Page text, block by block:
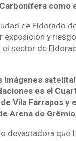
como
de Eldorado
exposición y
sector de
imágenes
es el
Vila Farrapos
Arena do
devastadora que